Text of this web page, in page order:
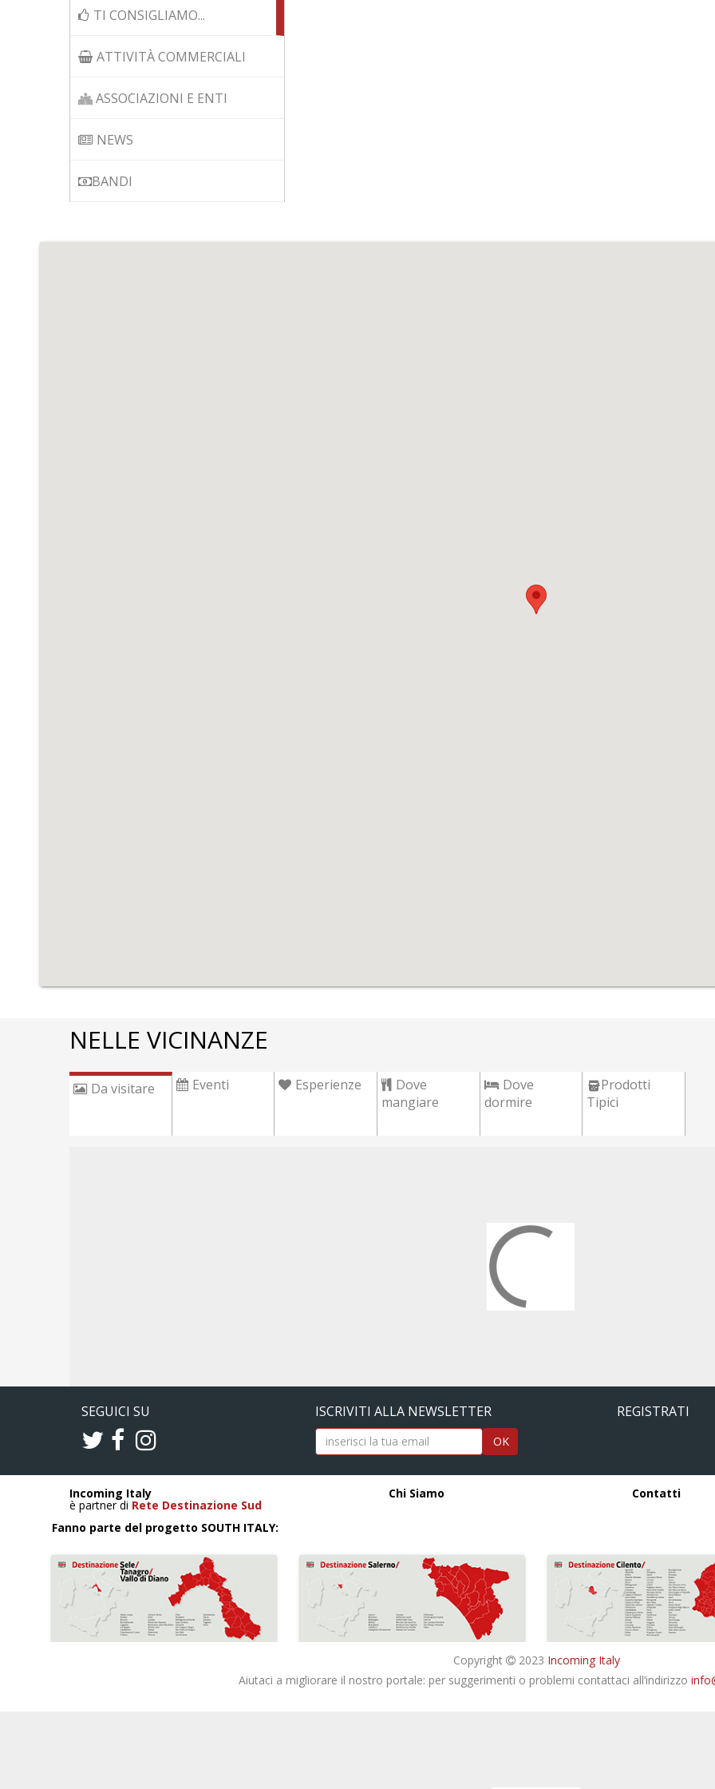
TI CONSIGLIAMO...
ATTIVITÀ COMMERCIALI
ASSOCIAZIONI E ENTI
NEWS
BANDI
NELLE VICINANZE
Da visitare Eventi Esperienze
Dove
mangiare
Dove
dormire
Prodotti
Tipici
SEGUICI SU ISCRIVITI ALLA NEWSLETTER
OK
REGISTRATI
Incoming Italy
è partner di Rete Destinazione Sud
Chi Siamo Contatti
Fanno parte del progetto SOUTH ITALY:
Copyright 2023 Incoming Italy
Aiutaci a migliorare il nostro portale: per suggerimenti o problemi contattaci all’indirizzo